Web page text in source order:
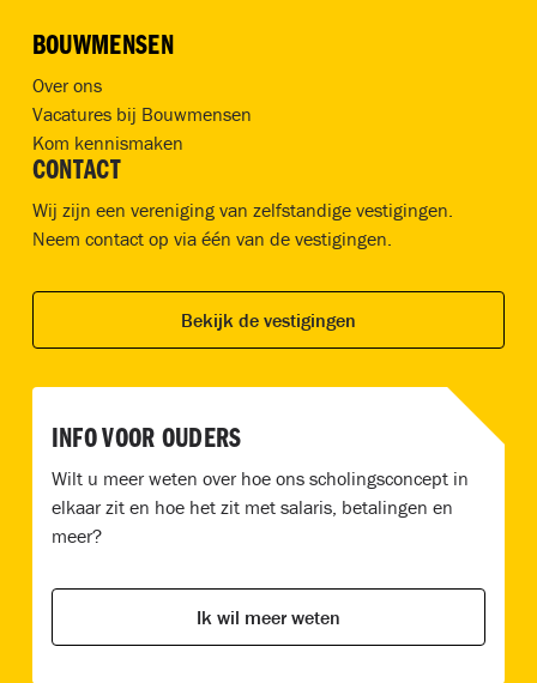
BOUWMENSEN
Over ons
Vacatures bij Bouwmensen
Kom kennismaken
CONTACT
Wij zijn een vereniging van zelfstandige vestigingen.
Neem contact op via één van de vestigingen.
Bekijk de vestigingen
INFO VOOR OUDERS
Wilt u meer weten over hoe ons scholingsconcept in
elkaar zit en hoe het zit met salaris, betalingen en
meer?
Ik wil meer weten